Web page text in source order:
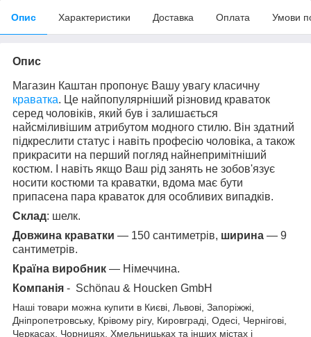
Опис Характеристики Доставка Оплата Умови
Опис
Магазин Каштан пропонує Вашу увагу класичну
краватка. Це найпопулярніший різновид краваток
серед чоловіків, який був і залишається
найсміливішим атрибутом модного стилю. Він здатний
підкреслити статус і навіть професію чоловіка, а також
прикрасити на перший погляд найнепримітніший
костюм. І навіть якщо Ваш рід занять не зобов'язує
носити костюми та краватки, вдома має бути
припасена пара краваток для особливих випадків.
Склад: шелк.
Довжина краватки — 150 сантиметрів, ширина — 9
сантиметрів.
Країна виробник — Німеччина.
Компанія - Schönau & Houcken GmbH
Наші товари можна купити в Києві, Львові, Запоріжжі,
Дніпропетровську, Крівому рігу, Кировграді, Одесі, Чернігові,
Черкасах, Чорницях, Хмельницьках та інших містах і